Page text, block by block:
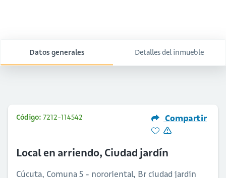
Datos generales Detalles del inmueble
Código: 7212-114542 Compartir
Local en arriendo, Ciudad jardín
Cúcuta, Comuna 5 - nororiental, Br ciudad jardin